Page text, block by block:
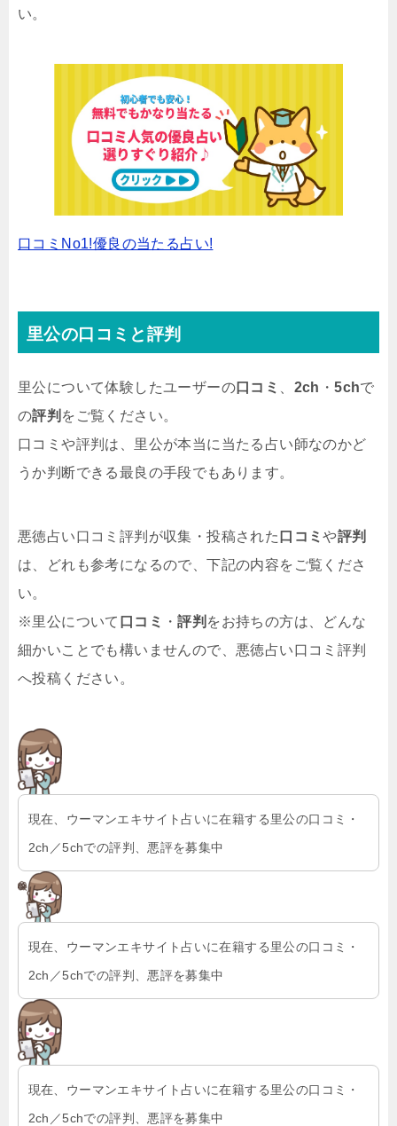
い。
口コミNo1!優良の当たる占い!
里公の口コミと評判
里公について体験したユーザーの口コミ 2ch ・5chで
の評判 をご覧ください。
口コミや評判は、里公が本当に当たる占い師なのかど
うか判断できる最良の手段でもあります。
悪徳占い口コミ評判が収集・投稿された 口コミや評判
は、どれも参考になるので、下記の内容をご覧くださ
い。
※里公について 口コミ ・評判 をお持ちの方は、どんな
細かいことでも構いませんので、悪徳占い口コミ評判
へ投稿ください。
現在、ウーマンエキサイト占いに在籍する里公の口コミ・
2ch／5chでの評判、悪評を募集中
現在、ウーマンエキサイト占いに在籍する里公の口コミ・
2ch／5chでの評判、悪評を募集中
現在、ウーマンエキサイト占いに在籍する里公の口コミ・
2ch／5chでの評判、悪評を募集中